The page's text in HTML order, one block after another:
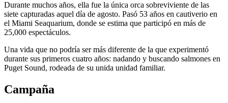
Durante muchos años, ella fue la única orca sobreviviente de las
siete capturadas aquel día de agosto. Pasó 53 años en cautiverio en
el Miami Seaquarium, donde se estima que participó en más de
25,000 espectáculos.
Una vida que no podría ser más diferente de la que experimentó
durante sus primeros cuatro años: nadando y buscando salmones en
Puget Sound, rodeada de su unida unidad familiar.
Campaña